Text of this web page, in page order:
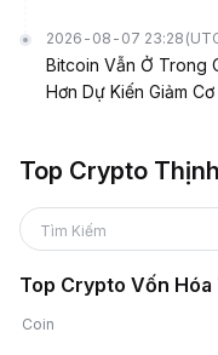
2026-08-07 23:28
Bitcoin Vẫn Ở Trong
Hơn Dự Kiến Giảm
Top Crypto
Tìm Kiếm
Top Crypto Vốn Hóa
Coin